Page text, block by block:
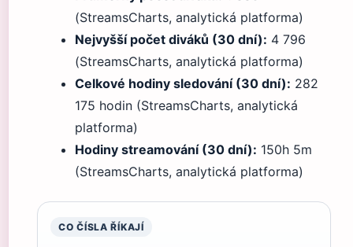
(StreamsCharts, analytická platforma)
Nejvyšší počet diváků (30 dní): 4 796
(StreamsCharts, analytická platforma)
Celkové hodiny sledování (30 dní): 282
175 hodin (StreamsCharts, analytická
platforma)
Hodiny streamování (30 dní): 150h 5m
(StreamsCharts, analytická platforma)
CO ČÍSLA ŘÍKAJÍ